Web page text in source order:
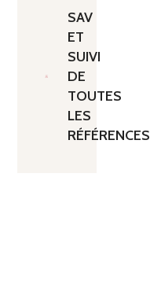
SAV
ET
SUIVI
DE
TOUTES
LES
RÉFÉRENCES